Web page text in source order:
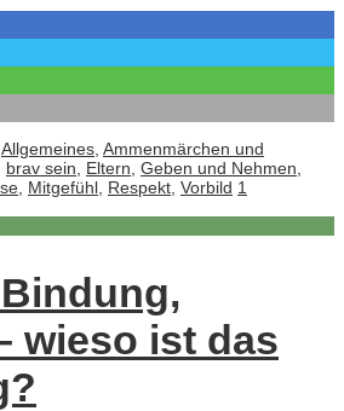
Allgemeines Ammenmärchen und
brav sein Eltern Geben und Nehmen
Mitgefühl Respekt Vorbild 1
wieso ist das